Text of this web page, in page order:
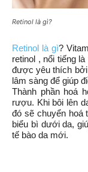
Retinol là gì?
Retinol là gì?
retinol , nổi tiếng
được yêu thích
lâm sàng để giúp
Thành phần hoá
rượu. Khi bôi lên
đó sẽ chuyển hoá
biểu bì dưới da,
tế bào da mới.